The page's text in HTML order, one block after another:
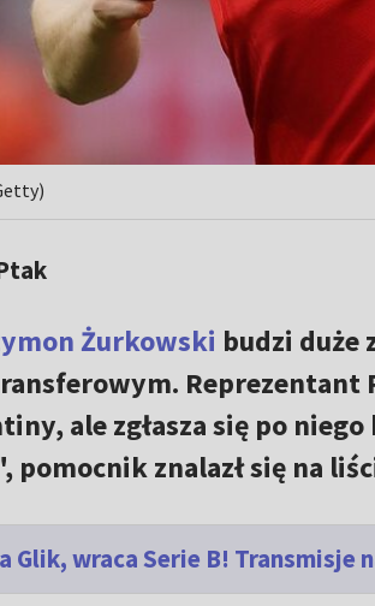
Żurkowski budzi duże
Reprezentant
ale zgłasza się po
pomocnik znalazł się na
Glik, wraca Serie B! Transmisje